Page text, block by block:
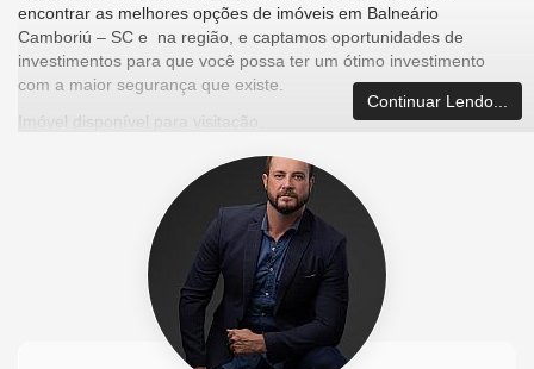
encontrar as melhores opções de imóveis em Balneário
Camboriú – SC e na região, e captamos oportunidades de
investimentos para que você possa ter um ótimo investimento
com a maior segurança que existe.
Imóvel disponível para visitação.
Agende uma visita agora mesmo e venha conhecer este lindo
Os valores estão sujeitos a alteração sem aviso prévio.
Características do Imóvel
Aquecimento de Água
Continuar Lendo...